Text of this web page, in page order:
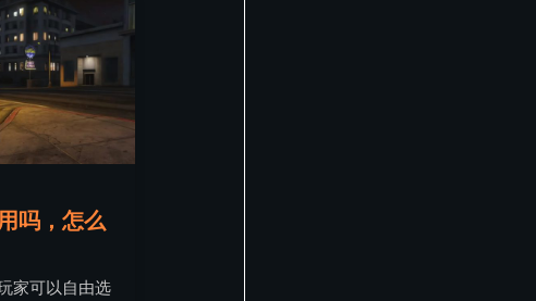
吗，怎么
家可以自由选